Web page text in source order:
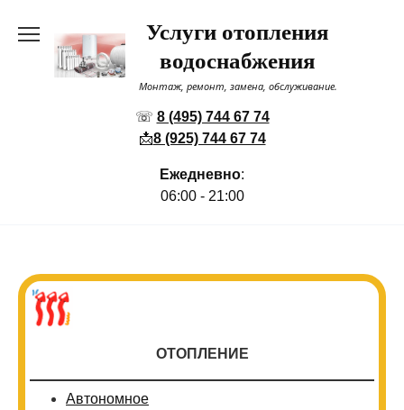
содержанию
Услуги отопления
водоснабжения
Монтаж, ремонт, замена, обслуживание.
☏ 8 (495) 744 67 74
📩8 (925) 744 67 74
Ежедневно:
06:00 - 21:00
ОТОПЛЕНИЕ
Автономное